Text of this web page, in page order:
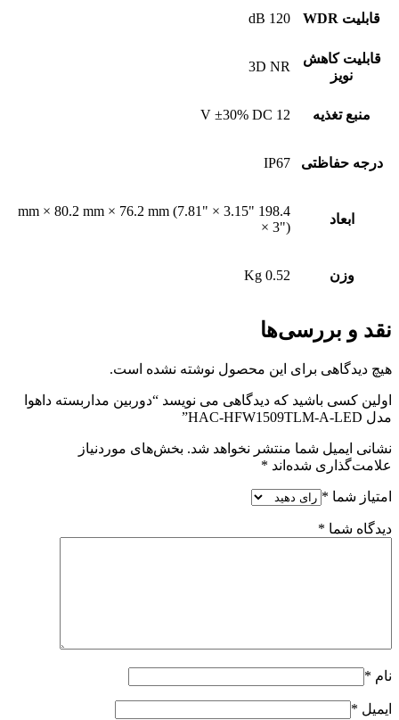
قابلیت WDR 120 dB
قابلیت کاهش
نویز
3D NR
منبع تغذیه 12 V ±30% DC
درجه حفاظتی IP67
ابعاد
198.4 mm × 80.2 mm × 76.2 mm (7.81" × 3.15"
× 3")
وزن 0.52 Kg
نقد و بررسی‌ها
هیچ دیدگاهی برای این محصول نوشته نشده است.
اولین کسی باشید که دیدگاهی می نویسد “دوربین مداربسته داهوا
مدل HAC-HFW1509TLM-A-LED”
نشانی ایمیل شما منتشر نخواهد شد. بخش‌های موردنیاز
علامت‌گذاری شده‌اند *
امتیاز شما *
دیدگاه شما *
نام *
ایمیل *